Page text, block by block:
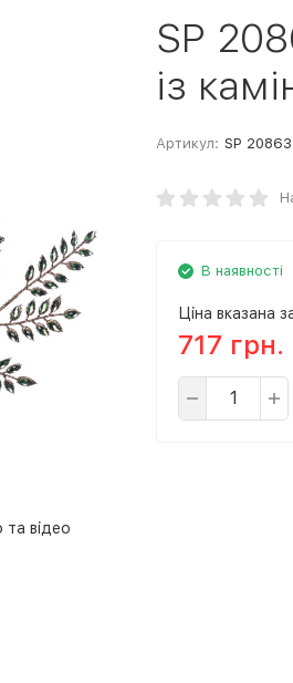
відео
SP
із
Артикул: SP 20863
В наявності
Ціна вказана
717 грн.